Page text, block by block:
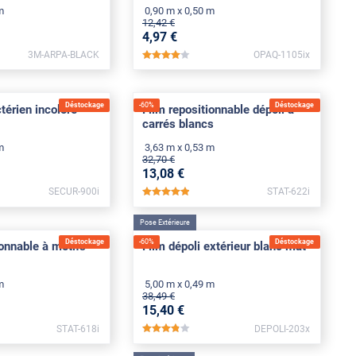
3M-ARPA-BLACK
0,90 m x 0,50 m
12,42 €
4,97 €
***** OPAQ-1105ix
Déstockage
incolore
SECUR-900i
Déstockage
-60%
Film repositionnable dépoli à
carrés blancs
3,63 m x 0,53 m
32,70 €
13,08 €
STAT-622i
Déstockage
à motifs
STAT-618i
Déstockage
-60%
Pose Extérieure
Film dépoli extérieur blanc mat
5,00 m x 0,49 m
38,49 €
15,40 €
***** DEPOLI-203x